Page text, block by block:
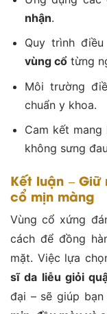
nhận.
Quy trình
vùng cổtừng
Môi trường
chuẩn y khoa.
Cam kết mang
không sưng
Kết luận –
cổ mịn màng
Vùng cổ xứng
cách để đồng
mặt. Việc lựa
sĩ da liễu giỏi
đại – sẽ giúp